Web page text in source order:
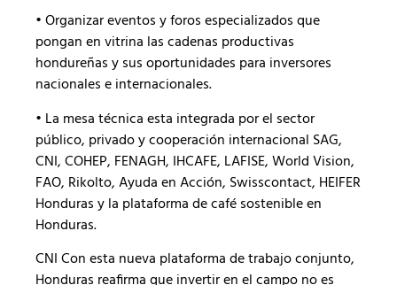
• Organizar eventos y foros especializados que
pongan en vitrina las cadenas productivas
hondureñas y sus oportunidades para inversores
nacionales e internacionales.
• La mesa técnica esta integrada por el sector
público, privado y cooperación internacional SAG,
CNI, COHEP, FENAGH, IHCAFE, LAFISE, World Vision,
FAO, Rikolto, Ayuda en Acción, Swisscontact, HEIFER
Honduras y la plataforma de café sostenible en
Honduras.
CNI Con esta nueva plataforma de trabajo conjunto,